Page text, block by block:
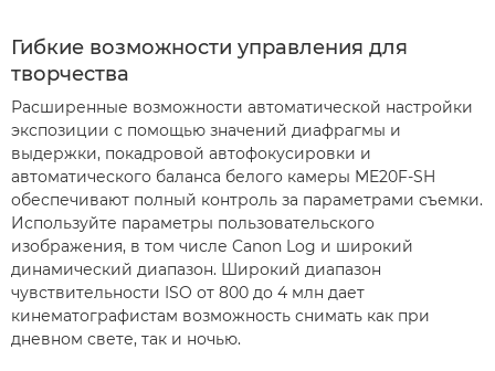
Гибкие возможности управления для
творчества
Расширенные возможности автоматической настройки
экспозиции с помощью значений диафрагмы и
выдержки, покадровой автофокусировки и
автоматического баланса белого камеры ME20F-SH
обеспечивают полный контроль за параметрами съемки.
Используйте параметры пользовательского
изображения, в том числе Canon Log и широкий
динамический диапазон. Широкий диапазон
чувствительности ISO от 800 до 4 млн дает
кинематографистам возможность снимать как при
дневном свете, так и ночью.